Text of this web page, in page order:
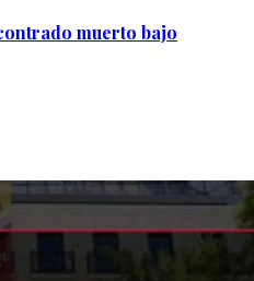
muerto bajo